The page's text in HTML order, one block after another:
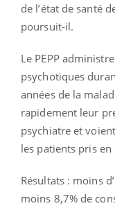
de l’état de santé
poursuit-il.
Le PEPP
psychotiques
années de la
rapidement leur
psychiatre et
les patients pris en
Résultats : moins
moins 8,7% de